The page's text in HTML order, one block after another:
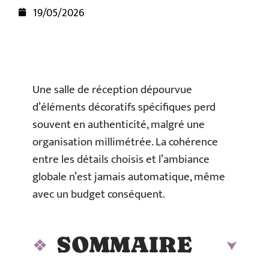
19/05/2026
Une salle de réception dépourvue
d’éléments décoratifs spécifiques perd
souvent en authenticité, malgré une
organisation millimétrée. La cohérence
entre les détails choisis et l’ambiance
globale n’est jamais automatique, même
avec un budget conséquent.
SOMMAIRE